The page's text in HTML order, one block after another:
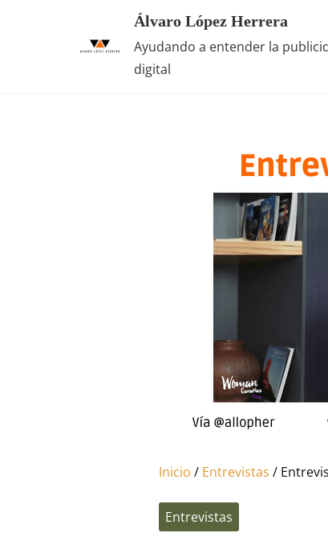
Álvaro López Herrera
Ayudando a entender la
digital
Inicio / Entrevistas /
Entrevistas